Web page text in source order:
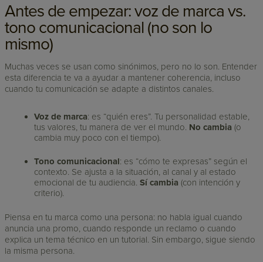
Antes de empezar: voz de marca vs.
tono comunicacional (no son lo
mismo)
Muchas veces se usan como sinónimos, pero no lo son. Entender
esta diferencia te va a ayudar a mantener coherencia, incluso
cuando tu comunicación se adapte a distintos canales.
Voz de marca: es “quién eres”. Tu personalidad estable,
tus valores, tu manera de ver el mundo. No cambia (o
cambia muy poco con el tiempo).
Tono comunicacional: es “cómo te expresas” según el
contexto. Se ajusta a la situación, al canal y al estado
emocional de tu audiencia.Sí cambia (con intención y
criterio).
Piensa en tu marca como una persona: no habla igual cuando
anuncia una promo, cuando responde un reclamo o cuando
explica un tema técnico en un tutorial. Sin embargo, sigue siendo
la misma persona.